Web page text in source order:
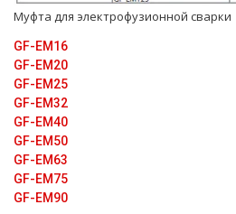
Муфта для электрофузионной сварки
GF-EM16
GF-EM20
GF-EM25
GF-EM32
GF-EM40
GF-EM50
GF-EM63
GF-EM75
GF-EM90